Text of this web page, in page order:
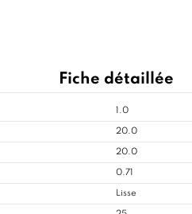
Fiche détaillée
1.0
20.0
20.0
0.71
Lisse